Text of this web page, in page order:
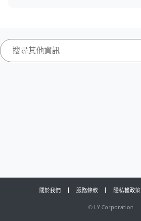
關於我們 服務條款 隱私權政策
© LY Corporation